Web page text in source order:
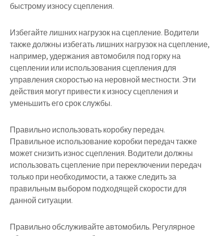
быстрому износу сцепления.
Избегайте лишних нагрузок на сцепление. Водители
также должны избегать лишних нагрузок на сцепление,
например, удержания автомобиля под горку на
сцеплении или использования сцепления для
управления скоростью на неровной местности. Эти
действия могут привести к износу сцепления и
уменьшить его срок службы.
Правильно использовать коробку передач.
Правильное использование коробки передач также
может снизить износ сцепления. Водители должны
использовать сцепление при переключении передач
только при необходимости, а также следить за
правильным выбором подходящей скорости для
данной ситуации.
Правильно обслуживайте автомобиль. Регулярное